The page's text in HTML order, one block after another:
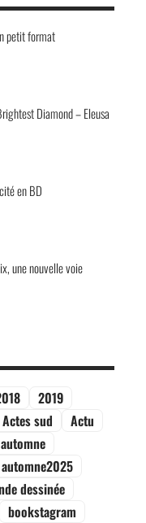
petit format
Diamond – Eleusa
en BD
une nouvelle voie
2019
Actes sud
Actu
automne
automne2025
dessinée
bookstagram